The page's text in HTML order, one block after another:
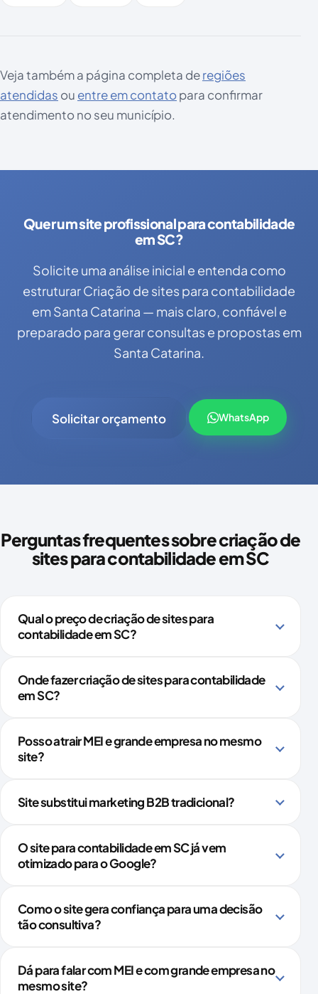
Veja também a página completa deregiões
atendidas ou entre em contatopara confirmar
atendimento no seu município.
Quer um site profissional para contabilidade
em SC?
Solicite uma análise inicial e entenda como
estruturar Criação de sites para contabilidade
em Santa Catarina — mais claro, confiável e
preparado para gerar consultas e propostas em
Santa Catarina.
Solicitar orçamento WhatsApp
Perguntas frequentes sobre criação de
sites para contabilidade em SC
Qual o preço de criação de sites para
contabilidade em SC?
Onde fazer criação de sites para contabilidade
em SC?
Posso atrair MEI e grande empresa no mesmo
site?
Site substitui marketing B2B tradicional?
O site para contabilidade em SC já vem
otimizado para o Google?
Como o site gera confiança para uma decisão
tão consultiva?
Dá para falar com MEI e com grande empresa no
mesmo site?